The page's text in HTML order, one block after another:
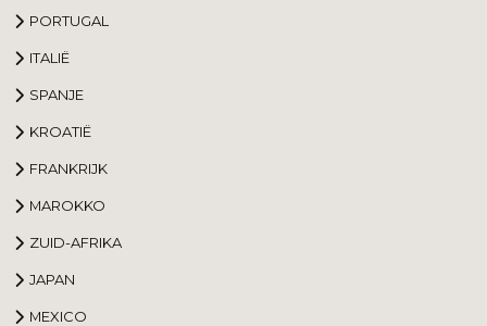
PORTUGAL
ITALIË
SPANJE
KROATIË
FRANKRIJK
MAROKKO
ZUID-AFRIKA
JAPAN
MEXICO